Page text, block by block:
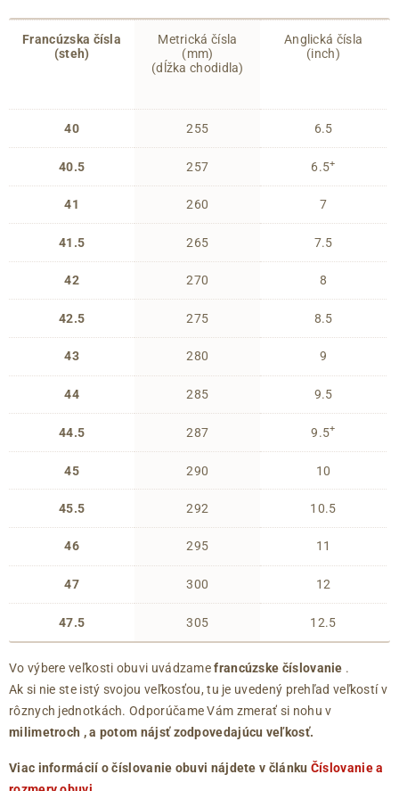
Francúzska čísla
(steh)
40
40.5
41
41.5
42
42.5
43
44
44.5
45
45.5
46
47
47.5
Metrická čísla
(mm)
(dĺžka chodidla)
255
257
260
265
270
275
280
285
287
290
292
295
300
305
Anglická čísla
(inch)
6.5
6.5+
7
7.5
8
8.5
9
9.5
9.5+
10
10.5
11
12
12.5
Vo výbere veľkosti obuvi uvádzamefrancúzske číslovanie .
Ak si nie ste istý svojou veľkosťou, tu je uvedený prehľad veľkostí v
rôznych jednotkách. Odporúčame Vám zmerať si nohu v
milimetroch , a potom nájsť zodpovedajúcu veľkosť.
Viac informácií o číslovanie obuvi nájdete v článku Číslovanie a